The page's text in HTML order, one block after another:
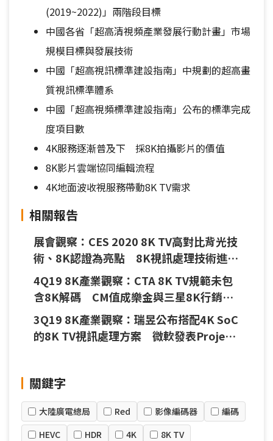
(2019~2022)」兩階段目標
中國各省「超高清視頻產業發展行動計畫」市場
規模目標與發展技術
中國「超高視訊標準建設指南」中規劃的超高畫
質視訊標準體系
中國「超高視頻標準建設指南」公布的標準完成
度項目數
4K服務逐漸普及下 採8K拍攝影片的價值
8K影片雲端協同編輯流程
4K地面波收視服務帶動8K TV需求
相關報告
展會觀察：CES 2020 8K TV高對比背光技
術、8K認證為亮點 8K視訊處理技術進展
不明顯
4Q19 8K產業觀察：CTA 8K TV規範未包
含8K解碼 CM值成樂金與三星8K行銷戰
工具
3Q19 8K產業觀察：瑞昱公布搭配4K SoC
的8K TV視訊處理方案 微軟發表Project
關鍵字
大陸廣電總局 Red 影像編碼器
編碼
HEVC
HDR 4K 8K TV